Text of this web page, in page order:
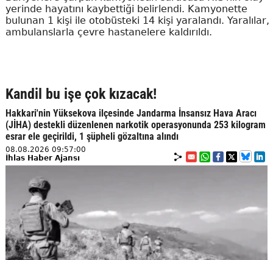
yerinde hayatını kaybettiği belirlendi. Kamyonette
bulunan 1 kişi ile otobüsteki 14 kişi yaralandı. Yaralılar,
ambulanslarla çevre hastanelere kaldırıldı.
Kandil bu işe çok kızacak!
Hakkari'nin Yüksekova ilçesinde Jandarma İnsansız Hava Aracı
(JİHA) destekli düzenlenen narkotik operasyonunda 253 kilogram
esrar ele geçirildi, 1 şüpheli gözaltına alındı
08.08.2026 09:57:00
İhlas Haber Ajansı